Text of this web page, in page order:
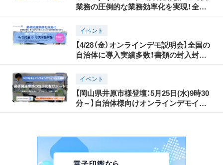
業務の圧倒的な業務効率化を実現！全国
は？
イベント
【4/28（金）オンラインデモ説明会】全国の
自治体に導入実績多数！書類の封入封か
イベント
【岡山県井原市様登壇：5月25日(水)9時30
分～】自治体様向けオンラインデモイベ